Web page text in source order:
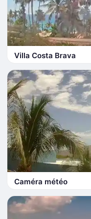
Villa Costa Brava
Caméra météo